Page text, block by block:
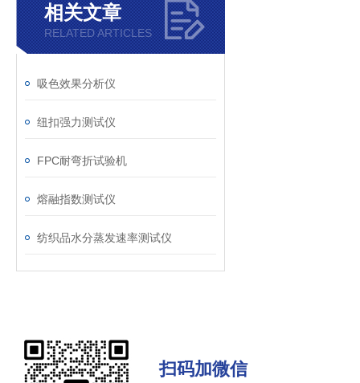
相关文章
RELATED ARTICLES
吸色效果分析仪
纽扣强力测试仪
FPC耐弯折试验机
熔融指数测试仪
纺织品水分蒸发速率测试仪
扫码加微信